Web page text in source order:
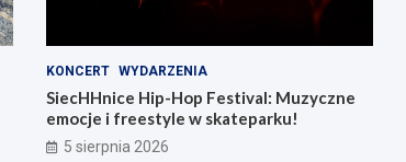
KONCERT WYDARZENIA
SiecHHnice Hip-Hop Festival: Muzyczne
emocje i freestyle w skateparku!
5 sierpnia 2026